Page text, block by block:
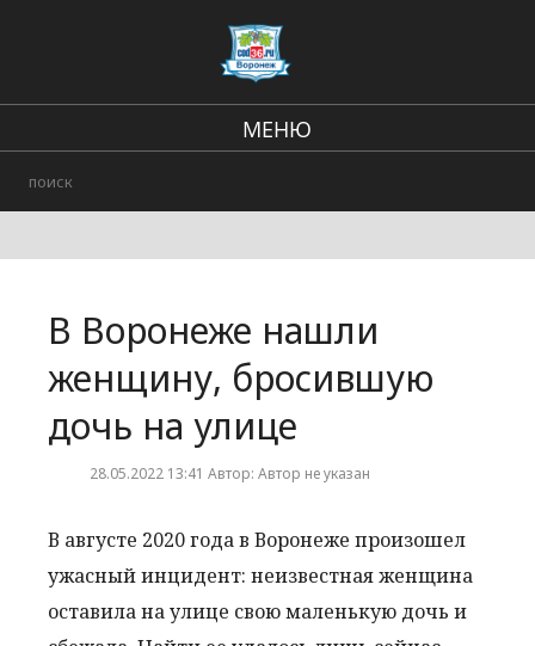
МЕНЮ
Происшествия
В Воронеже нашли
женщину, бросившую
дочь на улице
28.05.2022 13:41 Автор: Автор не указан
В августе 2020 года в Воронеже произошел
ужасный инцидент: неизвестная женщина
оставила на улице свою маленькую дочь и